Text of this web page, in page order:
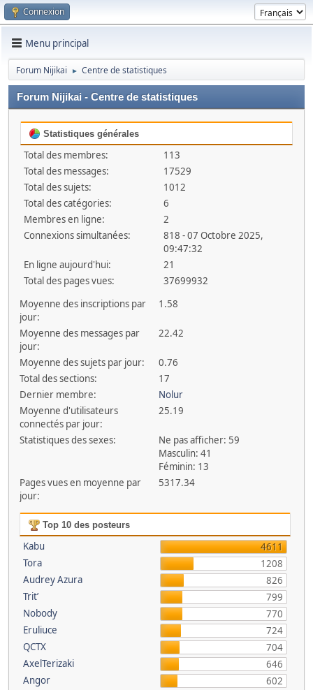
Connexion
Menu principal
Forum Nijikai ► Centre de statistiques
Forum Nijikai - Centre de statistiques
Statistiques générales
Total des membres:
113
Total des messages:
17529
Total des sujets:
1012
Total des catégories:
6
Membres en ligne:
2
Connexions simultanées:
818 - 07 Octobre 2025,
09:47:32
En ligne aujourd'hui:
21
Total des pages vues:
37699932
Moyenne des inscriptions par
jour:
1.58
Moyenne des messages par
jour:
22.42
Moyenne des sujets par jour:
0.76
Total des sections:
17
Dernier membre:
Nolur
Moyenne d'utilisateurs
connectés par jour:
25.19
Statistiques des sexes:
Ne pas afficher: 59
Masculin: 41
Féminin: 13
Pages vues en moyenne par
jour:
5317.34
Top 10 des posteurs
Kabu
4611
Tora
1208
Audrey Azura
826
Trit’
799
Nobody
770
Eruliuce
724
QCTX
704
AxelTerizaki
646
Angor
602